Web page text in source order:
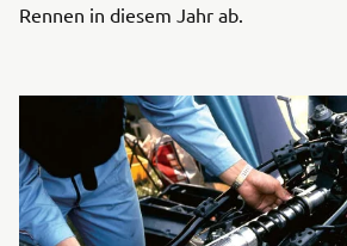
Rennen in diesem Jahr ab.